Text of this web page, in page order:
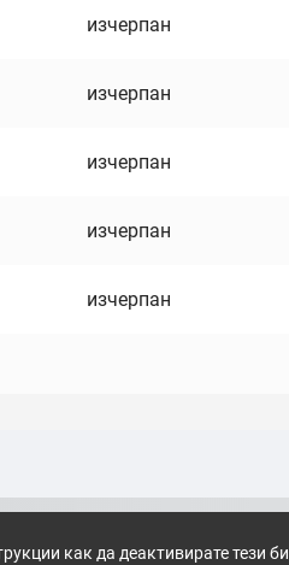
изчерпан
изчерпан
изчерпан
изчерпан
изчерпан
как да деактивирате тези